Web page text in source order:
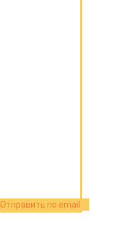
Отправить по email